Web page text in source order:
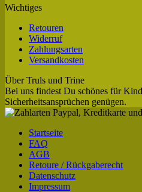
Wichtiges
Retouren
Widerruf
Zahlungsarten
Versandkosten
Über Truls und Trine
Bei uns findest Du schönes für
Sicherheitsansprüchen genügen.
Startseite
FAQ
AGB
Retoure / Rückgaberecht
Datenschutz
Impressum